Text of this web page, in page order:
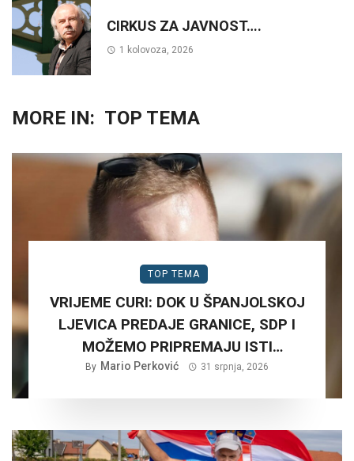
CIRKUS ZA JAVNOST….
1 kolovoza, 2026
MORE IN: TOP TEMA
TOP TEMA
VRIJEME CURI: DOK U ŠPANJOLSKOJ
LJEVICA PREDAJE GRANICE, SDP I
MOŽEMO PRIPREMAJU ISTI
SCENARIJ ZA HRVATSKU….
By Mario Perković 31 srpnja, 2026